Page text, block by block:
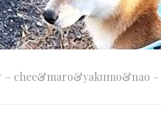
– chee&maro&yakumo&nao –